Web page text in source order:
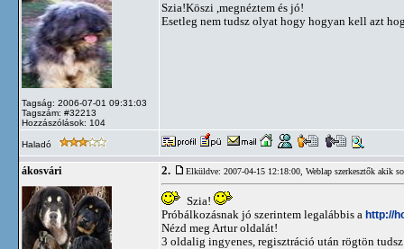
Tagság: 2006-07-01 09:31:03
Tagszám: #32213
Hozzászólások: 104
Szia!Köszi ,megnéztem és jó!
Esetleg nem tudsz olyat hogy hogyan kell azt
Haladó
ákosvári 2. Elküldve: 2007-04-15 12:18:00, Weblap szerkesztők akik
Szia!
Próbálkozásnak jó szerintem legalábbis a http://
Nézd meg Artur oldalát!
3 oldalig ingyenes, regisztráció után rögtön